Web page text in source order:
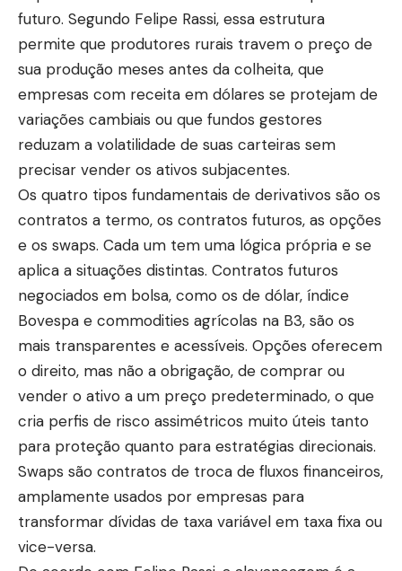
futuro. Segundo Felipe Rassi, essa estrutura
permite que produtores rurais travem o preço de
sua produção meses antes da colheita, que
empresas com receita em dólares se protejam de
variações cambiais ou que fundos gestores
reduzam a volatilidade de suas carteiras sem
precisar vender os ativos subjacentes.
Os quatro tipos fundamentais de derivativos são os
contratos a termo, os contratos futuros, as opções
e os swaps. Cada um tem uma lógica própria e se
aplica a situações distintas. Contratos futuros
negociados em bolsa, como os de dólar, índice
Bovespa e commodities agrícolas na B3, são os
mais transparentes e acessíveis. Opções oferecem
o direito, mas não a obrigação, de comprar ou
vender o ativo a um preço predeterminado, o que
cria perfis de risco assimétricos muito úteis tanto
para proteção quanto para estratégias direcionais.
Swaps são contratos de troca de fluxos financeiros,
amplamente usados por empresas para
transformar dívidas de taxa variável em taxa fixa ou
vice-versa.